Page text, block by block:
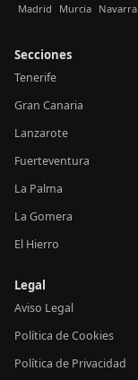
Madrid Murcia Navarra
Secciones
Tenerife
Gran Canaria
Lanzarote
Fuerteventura
La Palma
La Gomera
El Hierro
Legal
Aviso Legal
Política de Cookies
Política de Privacidad